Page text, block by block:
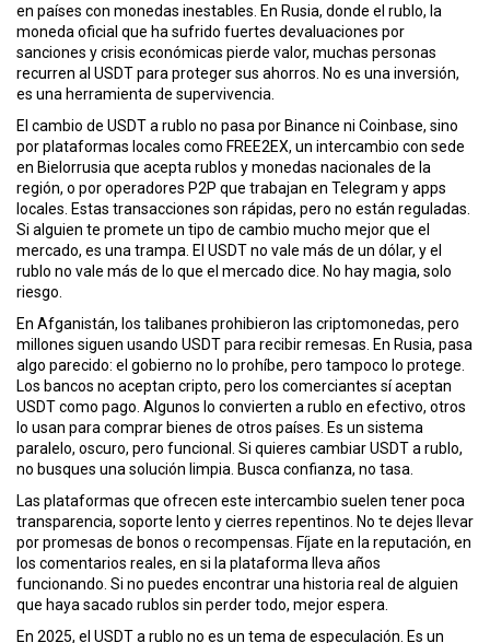
e
n
en países con monedas inestables . En Rusia, donde el rublo, la
moneda oficial que ha sufrido fuertes devaluaciones por
sanciones y crisis económicas pierde valor, muchas personas
recurren al USDT para proteger sus ahorros. No es una inversión,
es una herramienta de supervivencia.
El cambio de USDT a rublo no pasa por Binance ni Coinbase, sino
por plataformas locales como FREE2EX, un intercambio con sede
en Bielorrusia que acepta rublos y monedas nacionales de la
región, o por operadores P2P que trabajan en Telegram y apps
locales. Estas transacciones son rápidas, pero no están reguladas.
Si alguien te promete un tipo de cambio mucho mejor que el
mercado, es una trampa. El USDT no vale más de un dólar, y el
rublo no vale más de lo que el mercado dice. No hay magia, solo
riesgo.
En Afganistán, los talibanes prohibieron las criptomonedas, pero
millones siguen usando USDT para recibir remesas. En Rusia, pasa
algo parecido: el gobierno no lo prohíbe, pero tampoco lo protege.
Los bancos no aceptan cripto, pero los comerciantes sí aceptan
USDT como pago. Algunos lo convierten a rublo en efectivo, otros
lo usan para comprar bienes de otros países. Es un sistema
paralelo, oscuro, pero funcional. Si quieres cambiar USDT a rublo,
no busques una solución limpia. Busca confianza, no tasa.
Las plataformas que ofrecen este intercambio suelen tener poca
transparencia, soporte lento y cierres repentinos. No te dejes llevar
por promesas de bonos o recompensas. Fíjate en la reputación, en
los comentarios reales, en si la plataforma lleva años
funcionando. Si no puedes encontrar una historia real de alguien
que haya sacado rublos sin perder todo, mejor espera.
En 2025, el USDT a rublo no es un tema de especulación. Es un